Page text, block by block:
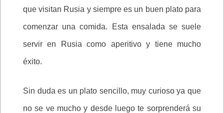
que visitan Rusia y siempre es un buen plato para
comenzar una comida. Esta ensalada se suele
servir en Rusia como aperitivo y tiene mucho
éxito.
Sin duda es un plato sencillo, muy curioso ya que
no se ve mucho y desde luego te sorprenderá su